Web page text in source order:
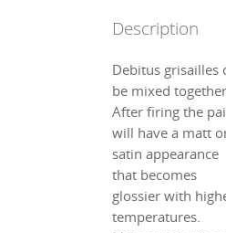
Description
Debitus grisailles
be mixed
After firing the
will have a matt
satin appearance
that becomes
glossier with
temperatures.